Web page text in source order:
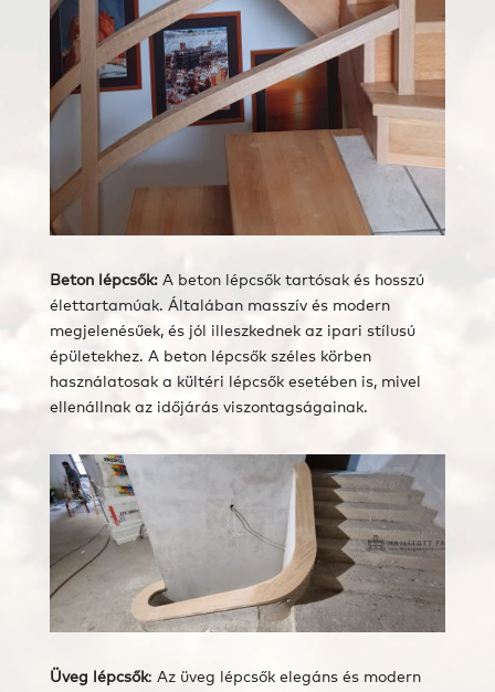
Beton lépcsők: A beton lépcsők tartósak és hosszú
élettartamúak. Általában masszív és modern
megjelenésűek, és jól illeszkednek az ipari stílusú
épületekhez. A beton lépcsők széles körben
használatosak a kültéri lépcsők esetében is, mivel
ellenállnak az időjárás viszontagságainak.
Üveg lépcsők: Az üveg lépcsők elegáns és modern